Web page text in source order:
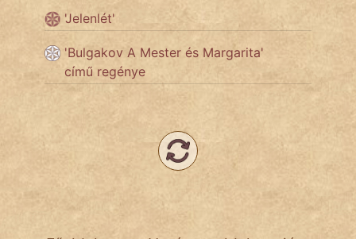
Népszerű szerzőink:
'Jelenlét'
'Bulgakov A Mester és Margarita'
című regénye